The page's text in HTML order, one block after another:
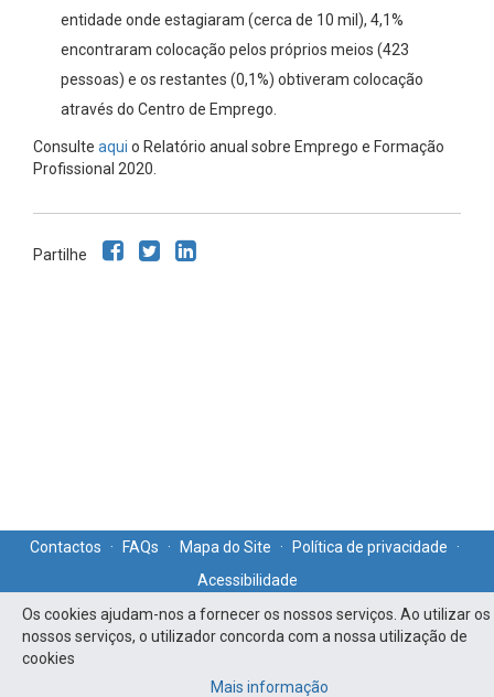
Os cookies ajudam-nos a fornecer os nossos serviços. Ao utilizar os
nossos serviços, o utilizador concorda com a nossa utilização de
cookies
Mais informação
entidade onde estagiaram (cerca de 10 mil), 4,1%
encontraram colocação pelos próprios meios (423
pessoas) e os restantes (0,1%) obtiveram colocação
através do Centro de Emprego.
Consulte aqui o Relatório anual sobre Emprego e Formação
Profissional 2020.
Partilhe
Contactos · FAQs · Mapa do Site · Política de privacidade
·
Acessibilidade